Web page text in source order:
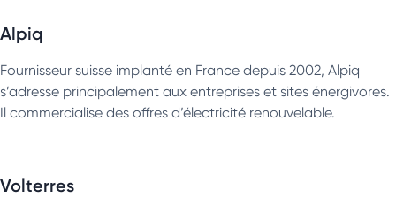
Alpiq
Fournisseur suisse implanté en France depuis 2002, Alpiq
s’adresse principalement aux entreprises et sites énergivores.
Il commercialise des offres d’électricité renouvelable.
Volterres